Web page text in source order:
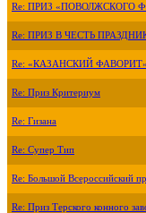
Re: ПРИЗ «ПОВОЛЖСКОГО
Re: ПРИЗ В ЧЕСТЬ
Re: «КАЗАНСКИЙ
Re: Приз Критериум
Re: Гизана
Re: Супер Тип
Re: Большой Всероссийский
Re: Приз Терского конного